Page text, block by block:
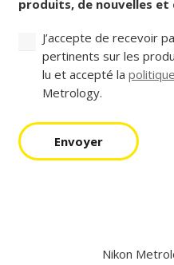
produits, de nouvelles et
J’accepte de recevoir
pertinents sur les
lu et accepté la
Metrology.
Envoyer
Nikon